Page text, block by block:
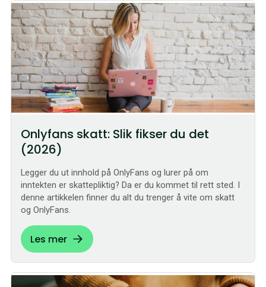
Onlyfans skatt: Slik fikser du det
(2026)
Legger du ut innhold på OnlyFans og lurer på om
inntekten er skattepliktig? Da er du kommet til rett sted. I
denne artikkelen finner du alt du trenger å vite om skatt
og OnlyFans.
Les mer